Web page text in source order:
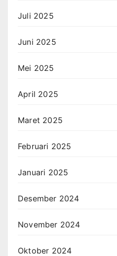
Juli 2025
Juni 2025
Mei 2025
April 2025
Maret 2025
Februari 2025
Januari 2025
Desember 2024
November 2024
Oktober 2024